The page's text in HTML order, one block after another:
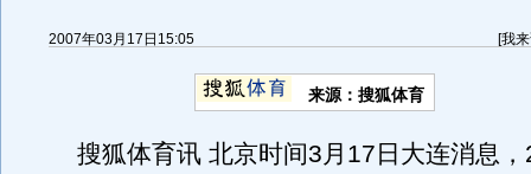
2007年03月17日15:05 [我
来源：搜狐体育
搜狐体育讯 北京时间3月17日大连消息，